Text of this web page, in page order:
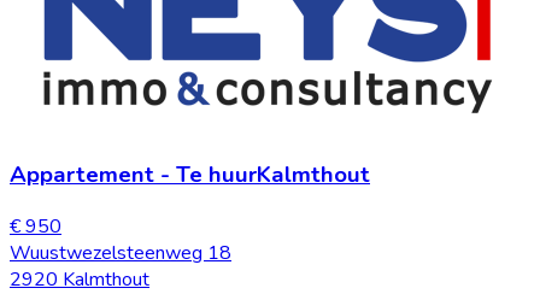
Appartement - Te huurKalmthout
€ 950
Wuustwezelsteenweg 18
2920 Kalmthout